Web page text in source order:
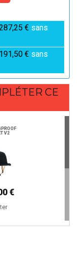
€ sans
191,50 € sans
CE
V2
€